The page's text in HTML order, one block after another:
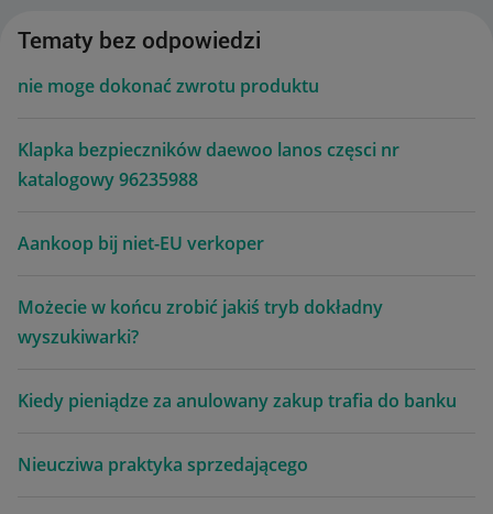
Tematy bez odpowiedzi
nie moge dokonać zwrotu produktu
Klapka bezpieczników daewoo lanos częsci nr
katalogowy 96235988
Aankoop bij niet-EU verkoper
Możecie w końcu zrobić jakiś tryb dokładny
wyszukiwarki?
Kiedy pieniądze za anulowany zakup trafia do banku
Nieucziwa praktyka sprzedającego